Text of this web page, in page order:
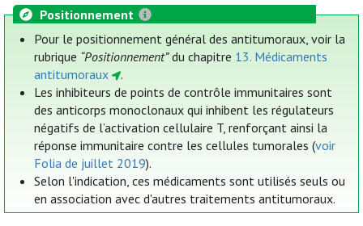
Positionnement
Pour le positionnement général des antitumoraux, voir la
rubrique “Positionnement”du chapitre 13. Médicaments
antitumoraux
.
Les inhibiteurs de points de contrôle immunitaires sont
des anticorps monoclonaux qui inhibent les régulateurs
négatifs de l’activation cellulaire T, renforçant ainsi la
réponse immunitaire contre les cellules tumorales (voir
Folia de juillet 2019).
Selon l'indication, ces médicaments sont utilisés seuls ou
en association avec d'autres traitements antitumoraux.